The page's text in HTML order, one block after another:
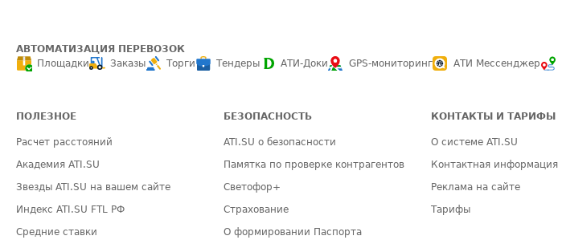
АВТОМАТИЗАЦИЯ ПЕРЕВОЗОК
Площадки
Заказы Торги Тендеры АТИ-Доки GPS-мониторинг АТИ Мессенджер
ПОЛЕЗНОЕ
Расчет расстояний
Академия ATI.SU
Звезды ATI.SU на вашем сайте
Индекс ATI.SU FTL РФ
Средние ставки
БЕЗОПАСНОСТЬ
ATI.SU о безопасности
Памятка по проверке контрагентов
Светофор+
Страхование
О формировании Паспорта
КОНТАКТЫ И ТАРИФЫ
О системе ATI.SU
Контактная информация
Реклама на сайте
Тарифы